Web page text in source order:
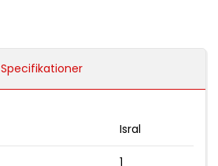
Specifikationer
Isral
1